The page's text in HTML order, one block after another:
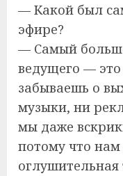
— Какой был
эфире?
— Самый
ведущего —
забываешь о
музыки, ни
мы даже
потому что нам